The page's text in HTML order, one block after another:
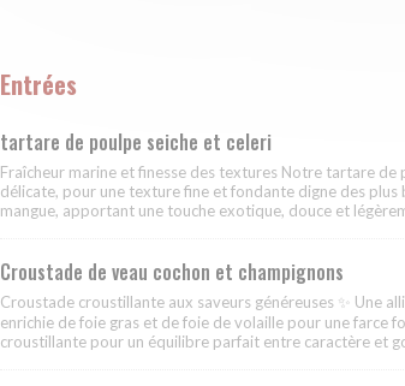
Entrées
tartare de poulpe seiche et celeri
Fraîcheur marine et finesse des textures Notre tartare
délicate, pour une texture fine et fondante digne des
mangue, apportant une touche exotique, douce et
Croustade de veau cochon et champignons
Croustade croustillante aux saveurs généreuses ✨ Une
enrichie de foie gras et de foie de volaille pour une farce
croustillante pour un équilibre parfait entre caractère et